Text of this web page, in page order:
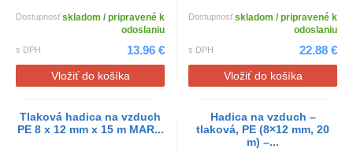
Dostupnosťskladom / pripravené k
odoslaniu
s DPH 13.96 €
Vložiť do košíka
Dostupnosťskladom / pripravené k
odoslaniu
s DPH 22.88 €
Vložiť do košíka
Tlaková hadica na vzduch
PE 8 x 12 mm x 15 m MAR...
Hadica na vzduch –
tlaková, PE (8×12 mm, 20
m) –...